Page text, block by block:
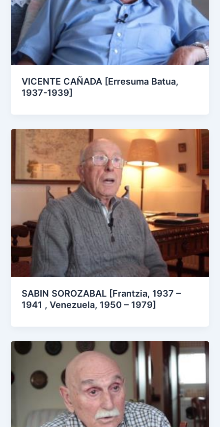
VICENTE CAÑADA [Erresuma Batua,
1937-1939]
SABIN SOROZABAL [Frantzia, 1937 –
1941 , Venezuela, 1950 – 1979]